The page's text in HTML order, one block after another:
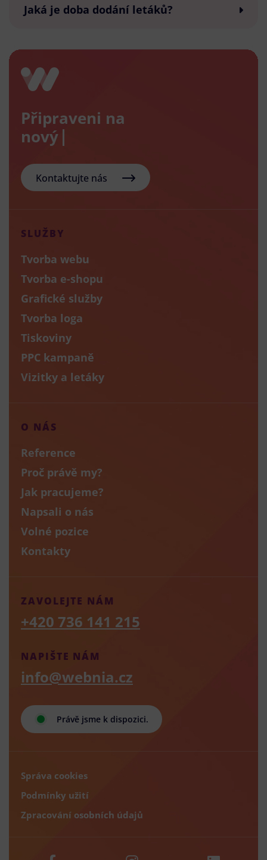
Jaká je doba dodání letáků?
Připraveni na
nový e-sho
Kontaktujte nás
SLUŽBY
Tvorba webu
Tvorba e-shopu
Grafické služby
Tvorba loga
Tiskoviny
PPC kampaně
Vizitky a letáky
O NÁS
Reference
Proč právě my?
Jak pracujeme?
Napsali o nás
Volné pozice
Kontakty
Právě jsme k dispozici.
NAPIŠTE NÁM
info@webnia.cz
ZAVOLEJTE NÁM
+420 736 141 215
Správa cookies
Podmínky užití
Zpracování osobních údajů